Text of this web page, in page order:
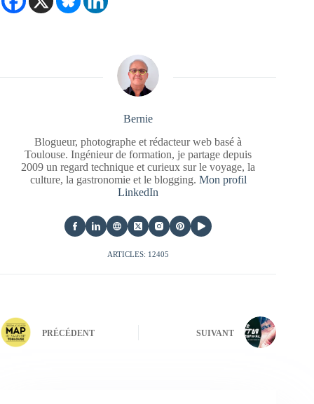
Bernie
Blogueur, photographe et rédacteur web basé à
Toulouse. Ingénieur de formation, je partage depuis
2009 un regard technique et curieux sur le voyage, la
culture, la gastronomie et le blogging. Mon profil
LinkedIn
ARTICLES: 12405
PRÉCÉDENT SUIVANT